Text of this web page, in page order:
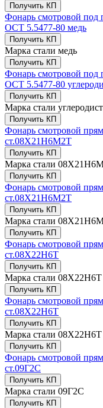
Получить КП
Фонарь смотровой под
ОСТ 5.5477-80 медь
Получить КП
Марка стали медь
Получить КП
Фонарь смотровой под
ОСТ 5.5477-80
Получить КП
Марка стали
Получить КП
Фонарь смотровой
ст.08Х21Н6М2Т
Получить КП
Марка стали
Получить КП
Фонарь смотровой
ст.08Х21Н6М2Т
Получить КП
Марка стали
Получить КП
Фонарь смотровой
ст.08Х22Н6Т
Получить КП
Марка стали 08Х22Н6Т
Получить КП
Фонарь смотровой
ст.08Х22Н6Т
Получить КП
Марка стали 08Х22Н6Т
Получить КП
Фонарь смотровой
ст.09Г2С
Получить КП
Марка стали 09Г2С
Получить КП